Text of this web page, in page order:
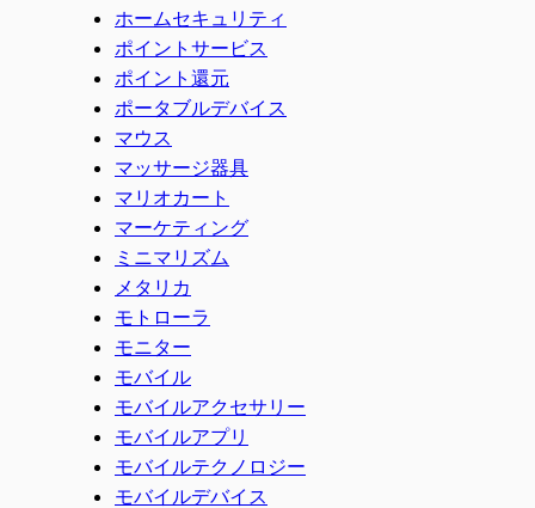
ホームセキュリティ
ポイントサービス
ポイント還元
ポータブルデバイス
マウス
マッサージ器具
マリオカート
マーケティング
ミニマリズム
メタリカ
モトローラ
モニター
モバイル
モバイルアクセサリー
モバイルアプリ
モバイルテクノロジー
モバイルデバイス